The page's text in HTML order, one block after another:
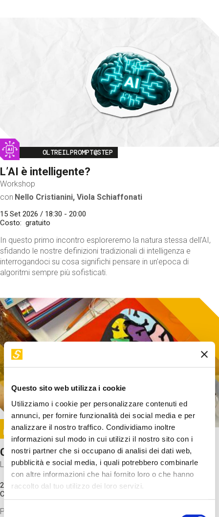
Questo sito web utilizza i cookie
Utilizziamo i cookie per personalizzare contenuti ed
annunci, per fornire funzionalità dei social media e per
analizzare il nostro traffico. Condividiamo inoltre
informazioni sul modo in cui utilizzi il nostro sito con i
nostri partner che si occupano di analisi dei dati web,
pubblicità e social media, i quali potrebbero combinarle
con altre informazioni che hai fornito loro o che hanno
raccolto dal tuo utilizzo dei loro servizi.
Selezione
Image
OLTREILPROMPT@STEP
L’AI è intelligente?
Workshop
con Nello Cristianini, Viola Schiaffonati
15 Set 2026 / 18:30 - 20:00
Costo
gratuito
In questo primo incontro esploreremo la natura stessa dell'AI,
sfidando le nostre definizioni tradizionali di intelligenza e
interrogandoci su cosa significhi pensare in un'epoca di
algoritmi sempre più sofisticati.
Image
SUNDAY@STEP
Come funziona il cervello?
Laboratorio
20 Set 2026 / 11:15 - 13:00
Costo
Proveremo a costruire un cervello in cartoncino cercando di